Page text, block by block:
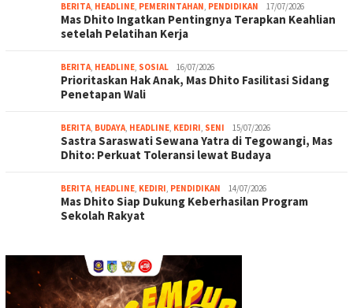
BERITA, HEADLINE, PEMERINTAHAN, PENDIDIKAN 17/07/2026
Mas Dhito Ingatkan Pentingnya Terapkan Keahlian
setelah Pelatihan Kerja
BERITA, HEADLINE, SOSIAL 16/07/2026
Prioritaskan Hak Anak, Mas Dhito Fasilitasi Sidang
Penetapan Wali
BERITA, BUDAYA, HEADLINE, KEDIRI, SENI 15/07/2026
Sastra Saraswati Sewana Yatra di Tegowangi, Mas
Dhito: Perkuat Toleransi lewat Budaya
BERITA, HEADLINE, KEDIRI, PENDIDIKAN 14/07/2026
Mas Dhito Siap Dukung Keberhasilan Program
Sekolah Rakyat